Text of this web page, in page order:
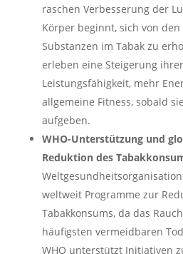
raschen Verbesserung der
Körper beginnt, sich von
Substanzen im Tabak zu
erleben eine Steigerung
Leistungsfähigkeit, mehr
allgemeine Fitness, sobald
aufgeben.
WHO-Unterstützung und
Reduktion des
weltweit Programme zur
Tabakkonsums, da das
häufigsten vermeidbaren
WHO unterstützt Initiativen